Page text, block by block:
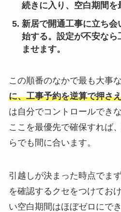
続きに入り、空白期間を
新居で開通工事に立ち会
始する。設定が不安な
ませます。
この順番のなかで最も大事な
に、工事予約を逆算で押さ
は自分でコントロールでき
ここを最優先で確保すれば
らでも間に合います。
引越しが決まった時点でま
を確認するクセをつけてお
い空白期間はほぼゼロにで